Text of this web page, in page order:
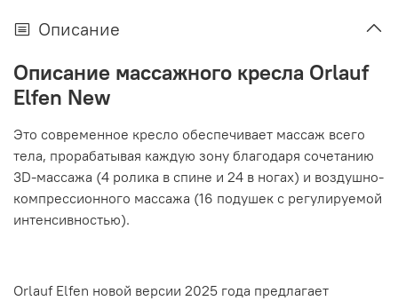
Описание
Описание массажного кресла Orlauf
Elfen New
Это современное кресло обеспечивает массаж всего
тела, прорабатывая каждую зону благодаря сочетанию
3D-массажа (4 ролика в спине и 24 в ногах) и воздушно-
компрессионного массажа (16 подушек с регулируемой
интенсивностью).
Orlauf Elfen новой версии 2025 года предлагает